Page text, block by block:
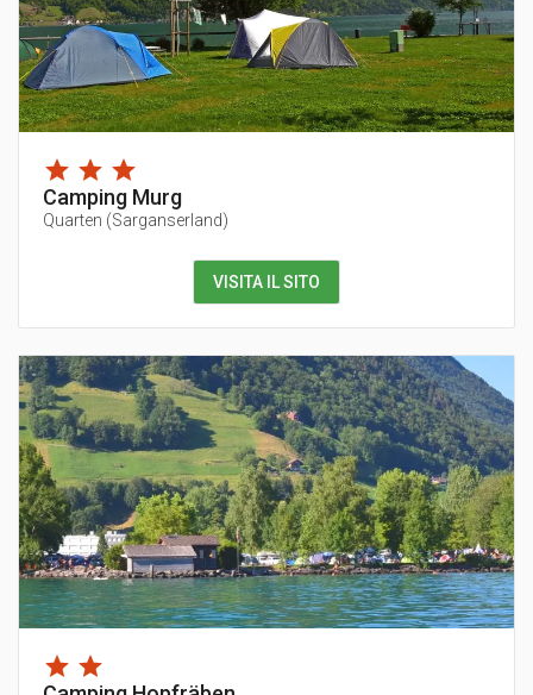
Camping Murg
Quarten (Sarganserland)
VISITA IL SITO